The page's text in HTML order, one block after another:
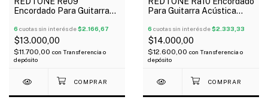
Encordado Para Guitarra
6 cuotas sin interés de$2.166,67
$13.000,00
$11.700,00 con Transferencia o
depósito
Para Guitarra Acústica
6 cuotas sin interés de$2.333,33
$14.000,00
$12.600,00 con Transferencia o
depósito